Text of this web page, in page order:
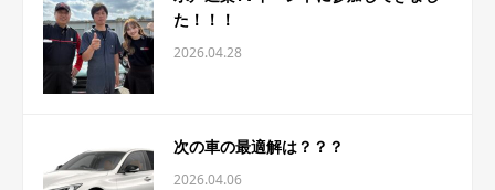
た！！！
2026.04.28
次の車の最適解は？？？
2026.04.06